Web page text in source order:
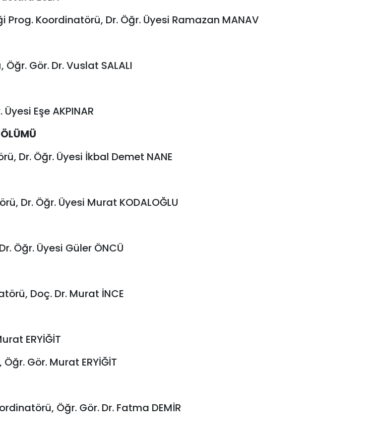
Koordinatörü, Dr. Öğr. Üyesi Ramazan MANAV
Gör. Dr. Vuslat SALALI
Eşe AKPINAR
Dr. Öğr. Üyesi İkbal Demet NANE
Dr. Öğr. Üyesi Murat KODALOĞLU
Öğr. Üyesi Güler ÖNCÜ
Doç. Dr. Murat İNCE
ERYİĞİT
Gör. Murat ERYİĞİT
Öğr. Gör. Dr. Fatma DEMİR